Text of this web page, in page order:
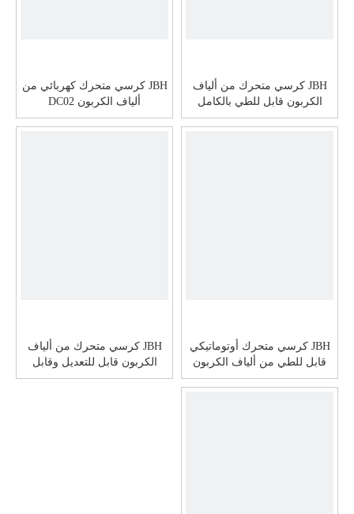
JBH كرسي متحرك من ألياف
الكربون قابل للطي بالكامل
DC03
JBH كرسي متحرك كهربائي من
ألياف الكربون DC02
JBH كرسي متحرك أوتوماتيكي
قابل للطي من ألياف الكربون
DC05
JBH كرسي متحرك من ألياف
الكربون قابل للتعديل وقابل
للطي DC10S